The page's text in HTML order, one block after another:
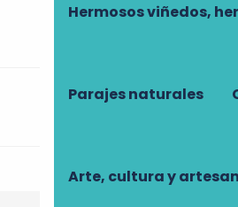
Hermosos viñedos,
Parajes naturales
Arte, cultura y